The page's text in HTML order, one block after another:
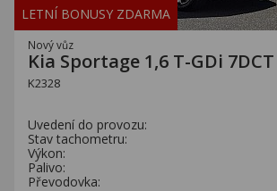
LETNÍ BONUSY ZDARMA
Nový vůz
Kia Sportage 1,6 T-GDi
K2328
Uvedení do provozu:
Stav tachometru:
Výkon:
Palivo:
Převodovka: